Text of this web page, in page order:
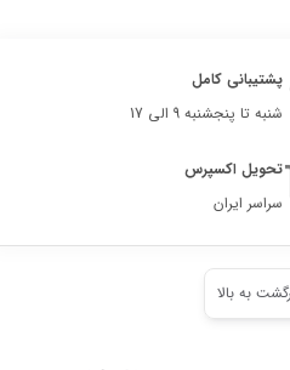
پشتیبانی کامل
شنبه تا پنجشنبه 9 الی 17
تحویل اکسپرس
سراسر ایران
به بالا